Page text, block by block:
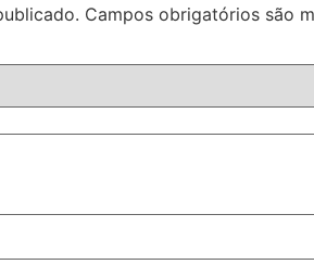
Campos obrigatórios são